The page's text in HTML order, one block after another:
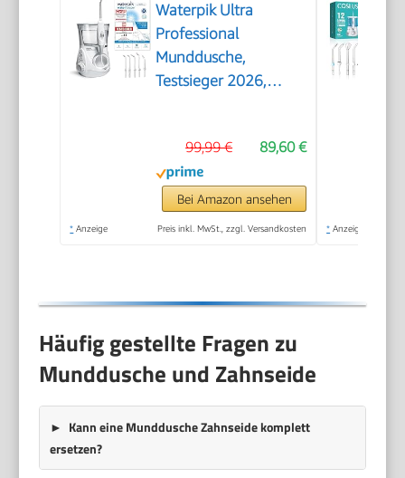
Waterpik Ultra
Professional
Munddusche,
Testsieger 2026,
Siegel, bis zu 99,9
Prozent Plaque
Entfernung, 6x
Aufsätze, 10x
89,60 €
99,99 €
Bei Amazon ansehen
* Anzeige Preis inkl. MwSt., zzgl. Versandkosten * Anzeige
Häufig gestellte Fragen zu
Munddusche und Zahnseide
Kann eine Munddusche Zahnseide komplett
ersetzen?